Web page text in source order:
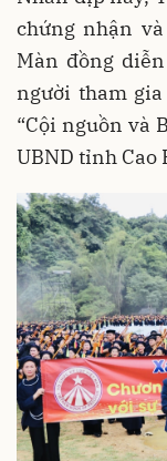
chứng nhận
Màn đồng
người tham
“Cội nguồn và
UBND tỉnh Cao